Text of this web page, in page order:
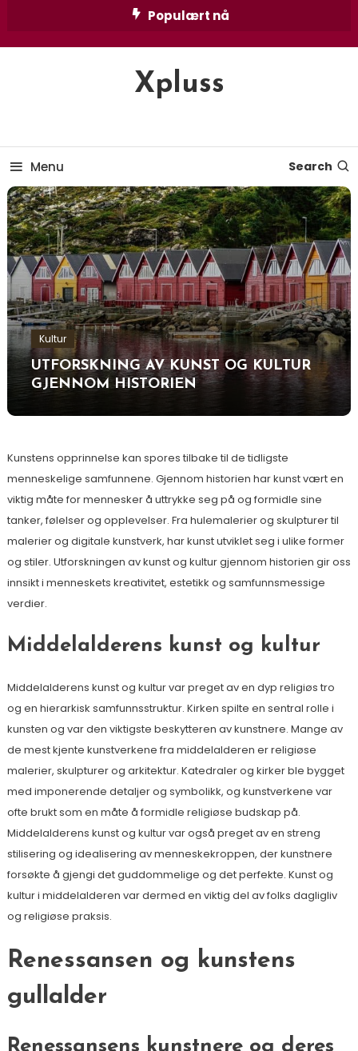
Populært nå
Xpluss
Menu Search
Kultur
UTFORSKNING AV KUNST OG KULTUR
GJENNOM HISTORIEN
Kunstens opprinnelse kan spores tilbake til de tidligste
menneskelige samfunnene. Gjennom historien har kunst vært en
viktig måte for mennesker å uttrykke seg på og formidle sine
tanker, følelser og opplevelser. Fra hulemalerier og skulpturer til
malerier og digitale kunstverk, har kunst utviklet seg i ulike former
og stiler. Utforskningen av kunst og kultur gjennom historien gir oss
innsikt i menneskets kreativitet, estetikk og samfunnsmessige
verdier.
Middelalderens kunst og kultur
Middelalderens kunst og kultur var preget av en dyp religiøs tro
og en hierarkisk samfunnsstruktur. Kirken spilte en sentral rolle i
kunsten og var den viktigste beskytteren av kunstnere. Mange av
de mest kjente kunstverkene fra middelalderen er religiøse
malerier, skulpturer og arkitektur. Katedraler og kirker ble bygget
med imponerende detaljer og symbolikk, og kunstverkene var
ofte brukt som en måte å formidle religiøse budskap på.
Middelalderens kunst og kultur var også preget av en streng
stilisering og idealisering av menneskekroppen, der kunstnere
forsøkte å gjengi det guddommelige og det perfekte. Kunst og
kultur i middelalderen var dermed en viktig del av folks dagligliv
og religiøse praksis.
Renessansen og kunstens
gullalder
Renessansens kunstnere og deres